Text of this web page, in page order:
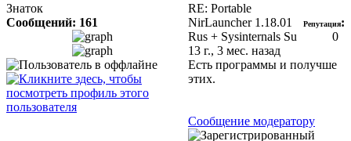
Знаток
Сообщений: 161
RE: Portable
NirLauncher 1.18.01
Rus + Sysinternals Su
13 г., 3 мес. назад
Репутация:
0
Есть программы и получше
этих.
Сообщение модератору